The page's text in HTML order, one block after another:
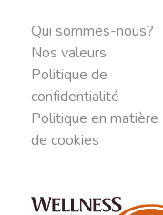
Qui sommes-nous?
Nos valeurs
Politique de
confidentialité
Politique en matière
de cookies